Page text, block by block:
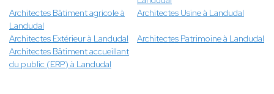
Architectes Bâtiment agricole à
Landudal
Architectes Usine à Landudal
Architectes Extérieur à Landudal
Architectes Patrimoine à Landudal
Architectes Bâtiment accueillant
du public (ERP) à Landudal